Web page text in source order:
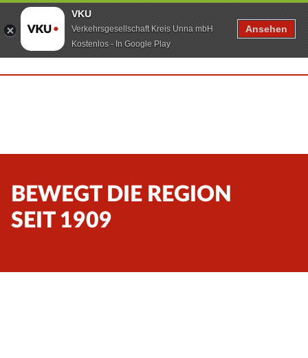
BEWEGT DIE REGION
SEIT 1909
VKU
Verkehrsgesellschaft Kreis Unna mbH
Kostenlos - In Google Play
Ansehen